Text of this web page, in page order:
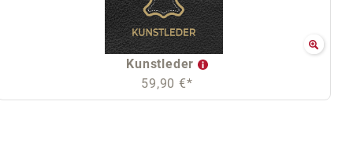
Kunstleder
59,90 €*